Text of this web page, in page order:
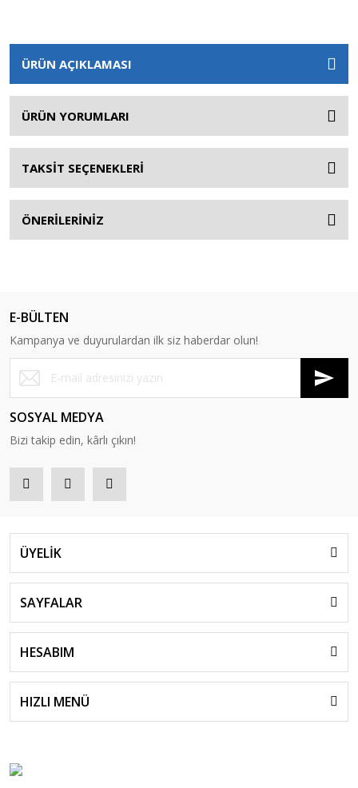
ÜRÜN AÇIKLAMASI
ÜRÜN YORUMLARI
TAKSİT SEÇENEKLERİ
ÖNERİLERİNİZ
E-BÜLTEN
Kampanya ve duyurulardan ilk siz haberdar olun!
SOSYAL MEDYA
Bizi takip edin, kârlı çıkın!
ÜYELİK
SAYFALAR
HESABIM
HIZLI MENÜ